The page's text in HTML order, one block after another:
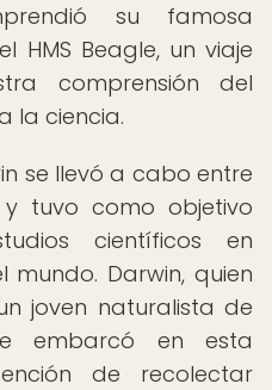
su famosa
HMS Beagle, un viaje
comprensión del
la ciencia.
se llevó a cabo entre
y tuvo como objetivo
científicos en
mundo. Darwin, quien
joven naturalista de
embarcó en esta
de recolectar